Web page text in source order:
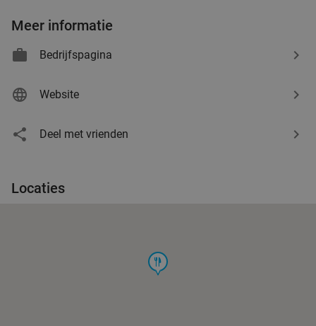
Meer informatie
Bedrijfspagina
Website
Deel met vrienden
Locaties
food